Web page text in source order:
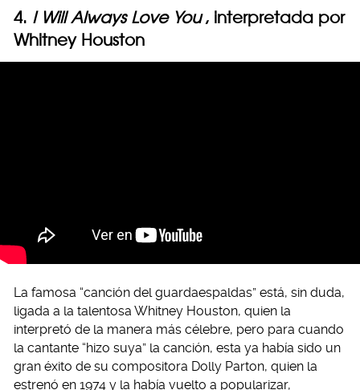
4. I Will Always Love You , interpretada por
Whitney Houston
La famosa “canción del guardaespaldas” está, sin duda,
ligada a la talentosa Whitney Houston, quien la
interpretó de la manera más célebre, pero para cuando
la cantante “hizo suya” la canción, esta ya había sido un
gran éxito de su compositora Dolly Parton, quien la
estrenó en 1974 y la había vuelto a popularizar,